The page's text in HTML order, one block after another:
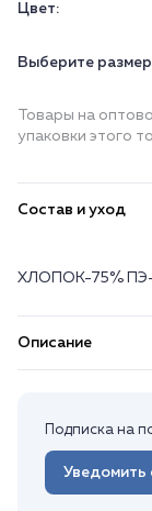
Цвет:
Выберите
Товары на
упаковки этого
Состав и уход
ХЛОПОК-75%
Описание
Подписка на
Уведомить